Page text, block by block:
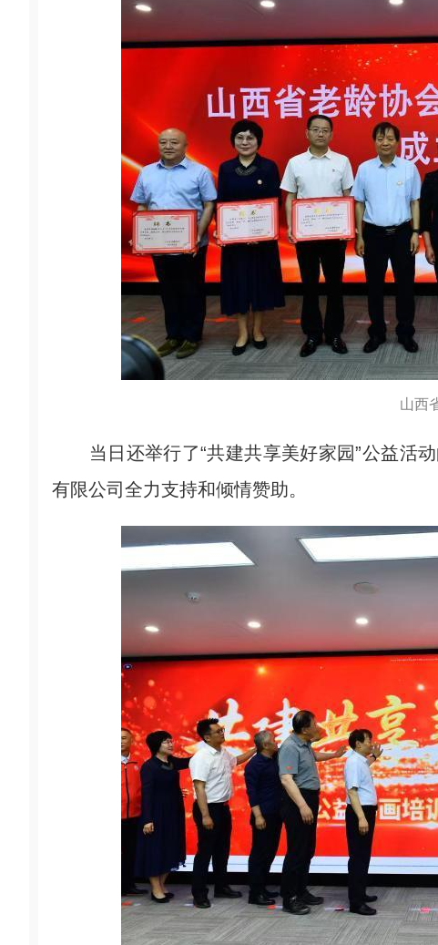
山西
当日还举行了“共建共享美好家园”公益活动
有限公司全力支持和倾情赞助。